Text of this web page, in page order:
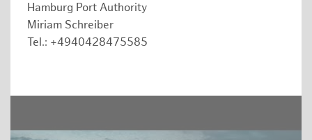
Hamburg Port Authority
Miriam Schreiber
Tel.: +4940428475585